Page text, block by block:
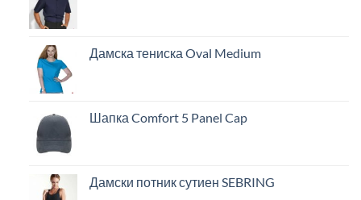
Дамска тениска Oval Medium
Шапка Comfort 5 Panel Cap
Дамски потник сутиен SEBRING